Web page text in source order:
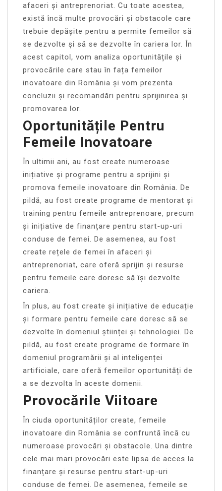
afaceri și antreprenoriat. Cu toate acestea,
există încă multe provocări și obstacole care
trebuie depășite pentru a permite femeilor să
se dezvolte și să se dezvolte în cariera lor. În
acest capitol, vom analiza oportunitățile și
provocările care stau în fața femeilor
inovatoare din România și vom prezenta
concluzii și recomandări pentru sprijinirea și
promovarea lor.
Oportunitățile Pentru
Femeile Inovatoare
În ultimii ani, au fost create numeroase
inițiative și programe pentru a sprijini și
promova femeile inovatoare din România. De
pildă, au fost create programe de mentorat și
training pentru femeile antreprenoare, precum
și inițiative de finanțare pentru start-up-uri
conduse de femei. De asemenea, au fost
create rețele de femei în afaceri și
antreprenoriat, care oferă sprijin și resurse
pentru femeile care doresc să își dezvolte
cariera.
În plus, au fost create și inițiative de educație
și formare pentru femeile care doresc să se
dezvolte în domeniul științei și tehnologiei. De
pildă, au fost create programe de formare în
domeniul programării și al inteligenței
artificiale, care oferă femeilor oportunități de
a se dezvolta în aceste domenii.
Provocările Viitoare
În ciuda oportunităților create, femeile
inovatoare din România se confruntă încă cu
numeroase provocări și obstacole. Una dintre
cele mai mari provocări este lipsa de acces la
finanțare și resurse pentru start-up-uri
conduse de femei. De asemenea, femeile se